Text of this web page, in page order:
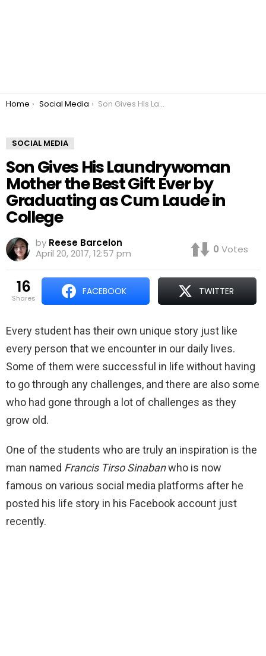
You are here:
Home Social Media Son Gives His Laundrywoman Mother the Best Gift Ever by Graduating as Cum Laude in College
SOCIAL MEDIA
Son Gives His Laundrywoman
Mother the Best Gift Ever by
Graduating as Cum Laude in
College
by Reese Barcelon
April 20, 2017, 12:57 pm
0 Votes
16
shares
FACEBOOK TWITTER
Every student has their own unique story just like
every person that we encounter in our daily lives.
Some of them were successful in life without having
to go through any challenges, and there are also some
who had gone through a lot of challenges as they
grow old.
One of the students who are truly an inspiration is the
man named Francis Tirso Sinabanwho is now
famous on various social media platforms after he
posted his life story in his Facebook account just
recently.